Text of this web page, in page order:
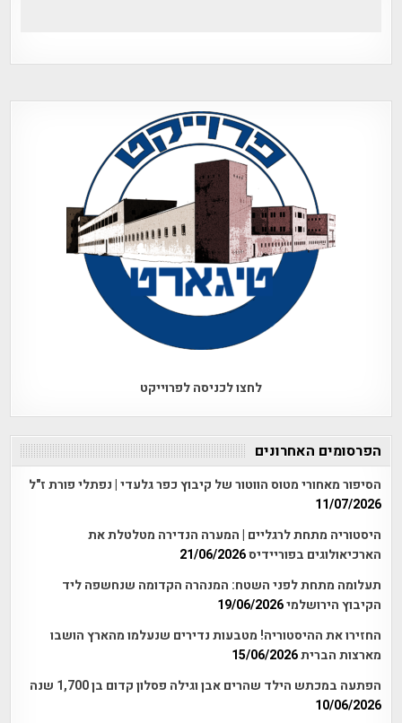
לחצו לכניסה לפרוייקט
הפרסומים האחרונים
הסיפור מאחורי מטוס הווטור של קיבוץ כפר גלעדי | נפתלי פורת ז"ל
11/07/2026
היסטוריה מתחת לרגליים | המערה הנדירה מטלטלת את
הארכיאולוגים בפוריידיס21/06/2026
תעלומה מתחת לפני השטח: המנהרה הקדומה שנחשפה ליד
הקיבוץ הירושלמי19/06/2026
החזירו את ההיסטוריה! מטבעות נדירים שנעלמו מהארץ הושבו
מארצות הברית15/06/2026
הפתעה במכתש הילד שהרים אבן וגילה פסלון קדום בן 1,700 שנה
10/06/2026